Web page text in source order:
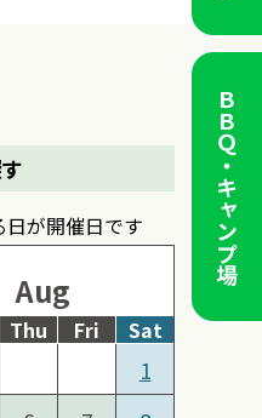
ＢＢＱ・キャンプ場
が開催日です
Aug
Thu Fri Sat
1